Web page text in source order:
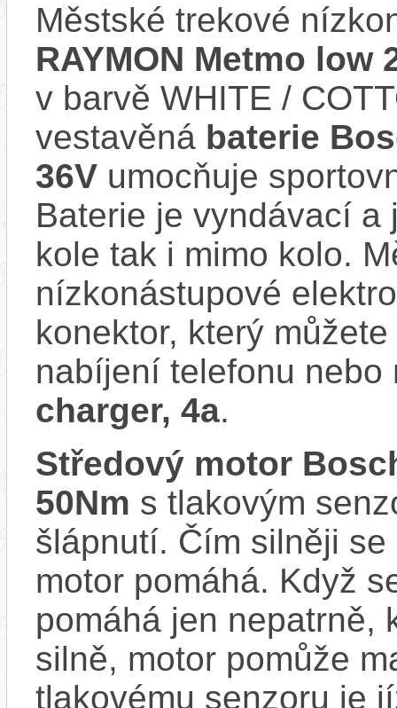
Městské trekové
RAYMON Metmo low
v barvě WHITE /
vestavěná baterie
36V umocňuje
Baterie je vyndávací
kole tak i mimo kolo.
nízkonástupové
konektor, který
nabíjení telefonu
charger, 4a.
Středový motor
50Nm s tlakovým
šlápnutí. Čím silněji
motor pomáhá. Když
pomáhá jen nepatrně,
silně, motor pomůže
tlakovému senzoru je